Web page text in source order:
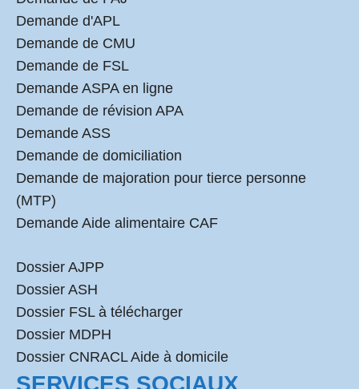
Demande d'APL
Demande de CMU
Demande de FSL
Demande ASPA en ligne
Demande de révision APA
Demande ASS
Demande de domiciliation
Demande de majoration pour tierce personne
(MTP)
Demande Aide alimentaire CAF
Dossier AJPP
Dossier ASH
Dossier FSL à télécharger
Dossier MDPH
Dossier CNRACL Aide à domicile
SERVICES SOCIAUX